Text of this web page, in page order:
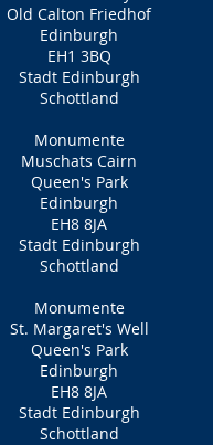
Old Calton Friedhof
Edinburgh
EH1 3BQ
Stadt Edinburgh
Schottland
Monumente
Muschats Cairn
Queen's Park
Edinburgh
EH8 8JA
Stadt Edinburgh
Schottland
Monumente
St. Margaret's Well
Queen's Park
Edinburgh
EH8 8JA
Stadt Edinburgh
Schottland